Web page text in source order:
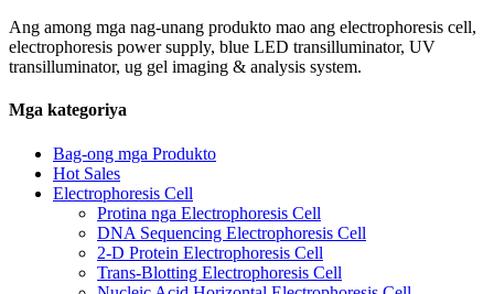
Ang among mga nag-unang produkto mao ang electrophoresis cell,
electrophoresis power supply, blue LED transilluminator, UV
transilluminator, ug gel imaging & analysis system.
Mga kategoriya
Bag-ong mga Produkto
Hot Sales
Electrophoresis Cell
Protina nga Electrophoresis Cell
DNA Sequencing Electrophoresis Cell
2-D Protein Electrophoresis Cell
Trans-Blotting Electrophoresis Cell